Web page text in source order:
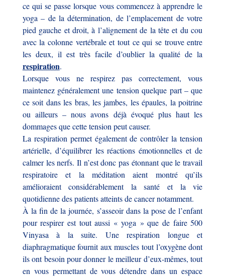
ce qui se passe lorsque vous commencez à apprendre le
yoga – de la détermination, de l’emplacement de votre
pied gauche et droit, à l’alignement de la tête et du cou
avec la colonne vertébrale et tout ce qui se trouve entre
les deux, il est très facile d’oublier la qualité de la
respiration.
Lorsque vous ne respirez pas correctement, vous
maintenez généralement une tension quelque part – que
ce soit dans les bras, les jambes, les épaules, la poitrine
ou ailleurs – nous avons déjà évoqué plus haut les
dommages que cette tension peut causer.
La respiration permet également de contrôler la tension
artérielle, d’équilibrer les réactions émotionnelles et de
calmer les nerfs. Il n’est donc pas étonnant que le travail
respiratoire et la méditation aient montré qu’ils
amélioraient considérablement la santé et la vie
quotidienne des patients atteints de cancer notamment.
À la fin de la journée, s’asseoir dans la pose de l’enfant
pour respirer est tout aussi « yoga » que de faire 500
Vinyasa à la suite. Une respiration longue et
diaphragmatique fournit aux muscles tout l’oxygène dont
ils ont besoin pour donner le meilleur d’eux-mêmes, tout
en vous permettant de vous détendre dans un espace